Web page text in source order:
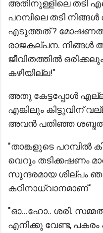
അതിനുള്ളിലെ തടി
പറമ്പിലെ തടി
എടുത്തത് ?
രാജകല്പന. നിങ്ങൾ
ജീവിതത്തിൽ
കഴിയില്ല!"
അതു കേട്ടപ്പോൾ
എങ്കിലും കിട്ടുവിന്
അവൻ പതിഞ്ഞ
"താങ്കളുടെ
വെറും തടിക്കഷണം
സുന്ദരമായ ശില്പം
കഠിനാധ്വാനമാണ്"
"ഓ...ഹോ.. ശരി.
എനിക്കു വേണ്ട, പകരം